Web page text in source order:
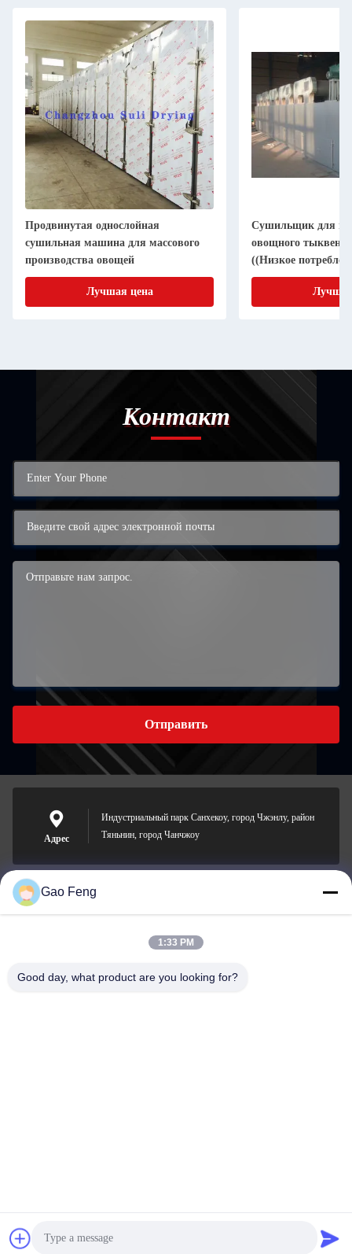
Продвинутая однослойная
сушильная машина для массового
производства овощей
Лучшая цена
Сушильщик для
овощного
((Низкое
высокая
Контакт
Отправить
Адрес
Индустриальный парк Санхекоу, город Чжэнлу, район
Тяньнин, город Чанчжоу
suli@sulidry.com
Changzhou Su Li drying equipment Co., Ltd.
Gao Feng
1:33 PM
Good day, what product are you looking for?